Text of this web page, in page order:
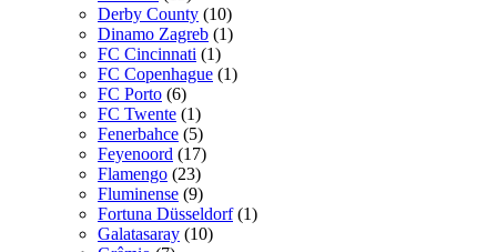
Derby County (10)
Dinamo Zagreb (1)
FC Cincinnati (1)
FC Copenhague (1)
FC Porto (6)
FC Twente (1)
Fenerbahce (5)
Feyenoord (17)
Flamengo (23)
Fluminense (9)
Fortuna Düsseldorf (1)
Galatasaray (10)